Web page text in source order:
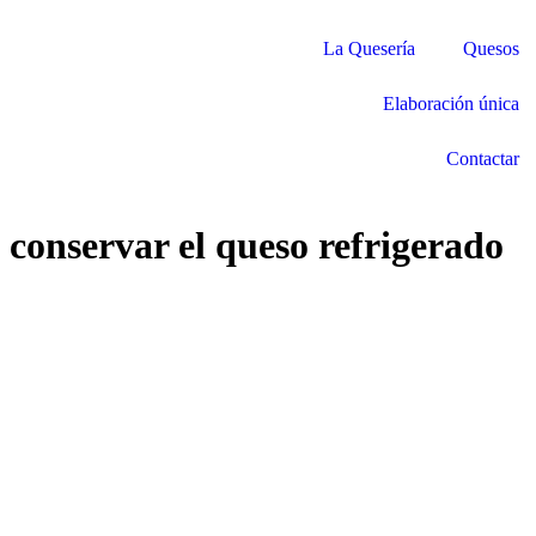
La Quesería Quesos
Elaboración única
Contactar
conservar el queso refrigerado